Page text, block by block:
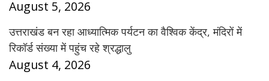
August 5, 2026
उत्तराखंड बन रहा आध्यात्मिक पर्यटन का वैश्विक केंद्र, मंदिरों में
रिकॉर्ड संख्या में पहुंच रहे श्रद्धालु
August 4, 2026